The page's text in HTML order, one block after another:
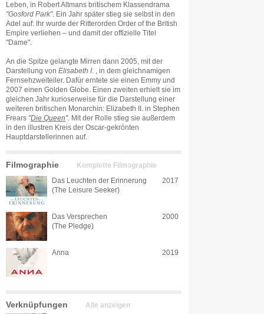
Leben, in Robert Altmans britischem Klassendrama
"Gosford Park". Ein Jahr später stieg sie selbst in den
Adel auf: Ihr wurde der Ritterorden Order of the British
Empire verliehen – und damit der offizielle Titel
"Dame".
An die Spitze gelangte Mirren dann 2005, mit der
Darstellung von Elisabeth I . , in dem gleichnamigen
Fernsehzweiteiler. Dafür erntete sie einen Emmy und
2007 einen Golden Globe. Einen zweiten erhielt sie im
gleichen Jahr kurioserweise für die Darstellung einer
weiteren britischen Monarchin: Elizabeth II. in Stephen
Frears "Die Queen". Mit der Rolle stieg sie außerdem
in den illustren Kreis der Oscar-gekrönten
Hauptdarstellerinnen auf.
Filmographie Komplette Filmographie
Das Leuchten der Erinnerung
(The Leisure Seeker)
2017
Das Versprechen
(The Pledge)
2000
Anna 2019
Verknüpfungen Alle anzeigen